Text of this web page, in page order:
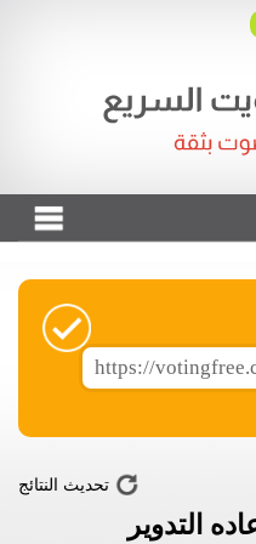
التدوير
تحديث النتائج